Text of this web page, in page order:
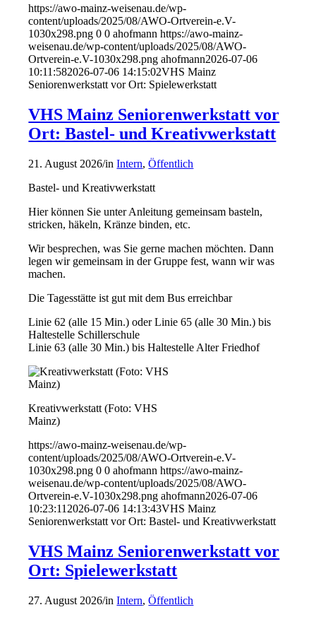
https://awo-mainz-weisenau.de/wp-
content/uploads/2025/08/AWO-Ortverein-e.V-
1030x298.png 0 0 ahofmann https://awo-mainz-
weisenau.de/wp-content/uploads/2025/08/AWO-
Ortverein-e.V-1030x298.png ahofmann2026-07-06
10:11:582026-07-06 14:15:02VHS Mainz
Seniorenwerkstatt vor Ort: Spielewerkstatt
VHS Mainz Seniorenwerkstatt vor
Ort: Bastel- und Kreativwerkstatt
21. August 2026/inIntern,Öffentlich
Bastel- und Kreativwerkstatt
Hier können Sie unter Anleitung gemeinsam basteln,
stricken, häkeln, Kränze binden, etc.
Wir besprechen, was Sie gerne machen möchten. Dann
legen wir gemeinsam in der Gruppe fest, wann wir was
machen.
Die Tagesstätte ist gut mit dem Bus erreichbar
Linie 62 (alle 15 Min.) oder Linie 65 (alle 30 Min.) bis
Haltestelle Schillerschule
Linie 63 (alle 30 Min.) bis Haltestelle Alter Friedhof
Kreativwerkstatt (Foto: VHS
Mainz)
https://awo-mainz-weisenau.de/wp-
content/uploads/2025/08/AWO-Ortverein-e.V-
1030x298.png 0 0 ahofmann https://awo-mainz-
weisenau.de/wp-content/uploads/2025/08/AWO-
Ortverein-e.V-1030x298.png ahofmann2026-07-06
10:23:11 2026-07-06 14:13:43VHS Mainz
Seniorenwerkstatt vor Ort: Bastel- und Kreativwerkstatt
VHS Mainz Seniorenwerkstatt vor
Ort: Spielewerkstatt
27. August 2026/inIntern,Öffentlich